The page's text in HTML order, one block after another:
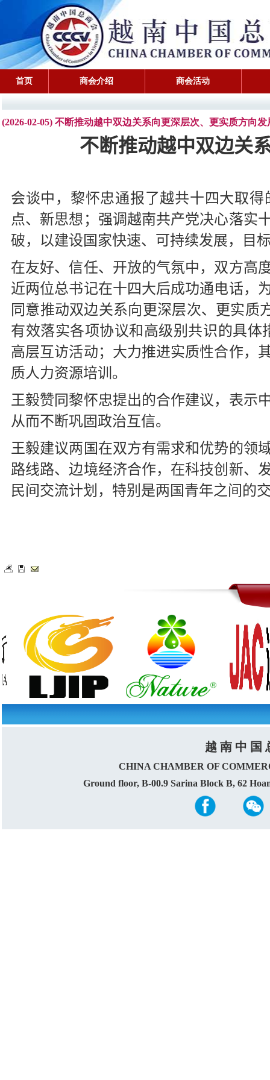
首页 商会介绍 商会活动
(2026-02-05) 不断推动越中双边关系向更深层次、更实质方向发
不断推动越中双边关
会谈中，黎怀忠通报了越共十四大取
点、新思想；强调越南共产党决心落实
破，以建设国家快速、可持续发展，目
在友好、信任、开放的气氛中，双方高
近两位总书记在十四大后成功通电话，
同意推动双边关系向更深层次、更实质
有效落实各项协议和高级别共识的具体
高层互访活动；大力推进实质性合作，
质人力资源培训。
王毅赞同黎怀忠提出的合作建议，表示
从而不断巩固政治互信。
王毅建议两国在双方有需求和优势的领
路线路、边境经济合作，在科技创新、
民间交流计划，特别是两国青年之间的
越 南 中 国
CHINA CHAMBER OF
Ground floor, B-00.9 Sarina Block B, 62